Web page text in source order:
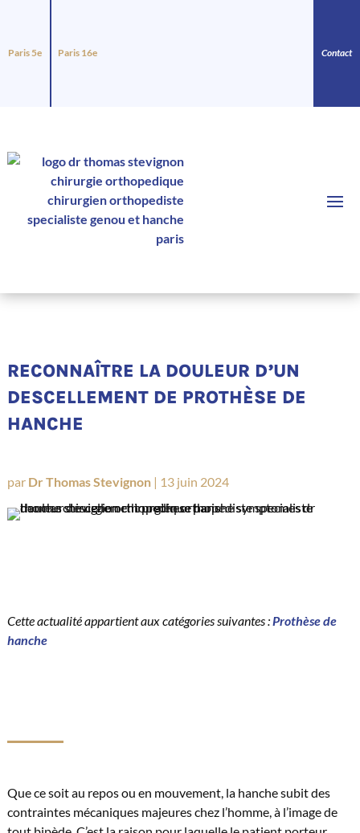
Paris 5e Paris 16e Contact
RECONNAÎTRE LA DOULEUR D’UN
DESCELLEMENT DE PROTHÈSE DE
HANCHE
par Dr Thomas Stevignon| 13 juin 2024
Cette actualité appartient aux catégories suivantes :Prothèse de
hanche
Que ce soit au repos ou en mouvement, la hanche subit des
contraintes mécaniques majeures chez l’homme, à l’image de